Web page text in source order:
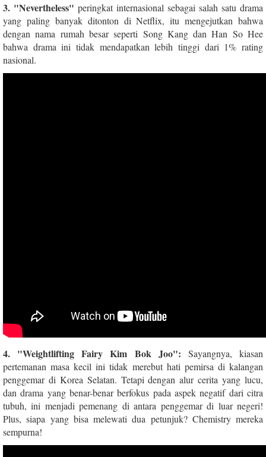
3. "Nevertheless" peringkat internasional sebagai salah satu drama
yang paling banyak ditonton di Netflix, itu mengejutkan bahwa
dengan nama rumah besar seperti Song Kang dan Han So Hee
bahwa drama ini tidak mendapatkan lebih tinggi dari 1% rating
nasional.
4. "Weightlifting Fairy Kim Bok Joo": Sayangnya, kiasan
pertemanan masa kecil ini tidak merebut hati pemirsa di kalangan
penggemar di Korea Selatan. Tetapi dengan alur cerita yang lucu,
dan drama yang benar-benar berfokus pada aspek negatif dari citra
tubuh, ini menjadi pemenang di antara penggemar di luar negeri!
Plus, siapa yang bisa melewati dua petunjuk? Chemistry mereka
sempurna!